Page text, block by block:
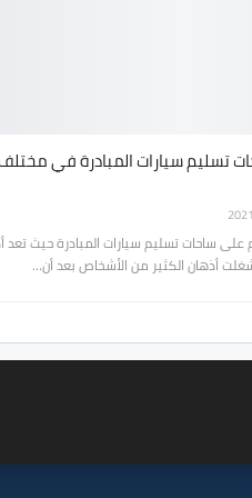
تسليم سيارات المبادرة في
ساحات تسليم سيارات المبادرة حيث تعد
أذهان الكثير من الأشخاص بعد أن…